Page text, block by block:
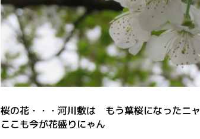
桜の花・・・河川敷は もう葉桜になったニャ
ここも今が花盛りにゃん